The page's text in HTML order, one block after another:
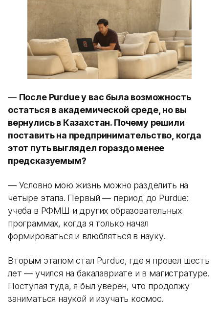
— После Purdue у вас была возможность
остаться в академической среде, но вы
вернулись в Казахстан. Почему решили
поставить на предпринимательство, когда
этот путь выглядел гораздо менее
предсказуемым?
— Условно мою жизнь можно разделить на
четыре этапа. Первый — период до Purdue:
учеба в РФМШ и других образовательных
программах, когда я только начал
формироваться и влюбляться в науку.
Вторым этапом стал Purdue, где я провел шесть
лет — учился на бакалавриате и в магистратуре.
Поступая туда, я был уверен, что продолжу
заниматься наукой и изучать космос.